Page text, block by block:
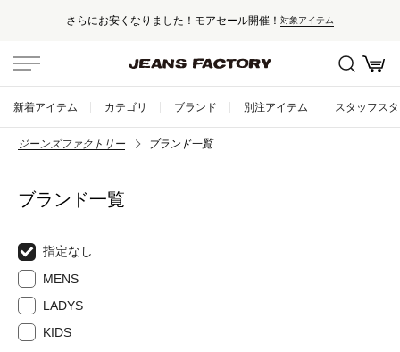
さらにお安くなりました！モアセール開催！ 対象アイテム
新着アイテム カテゴリ ブランド 別注アイテム スタッフス
ジーンズファクトリー ブランド一覧
ブランド一覧
指定なし
MENS
LADYS
KIDS